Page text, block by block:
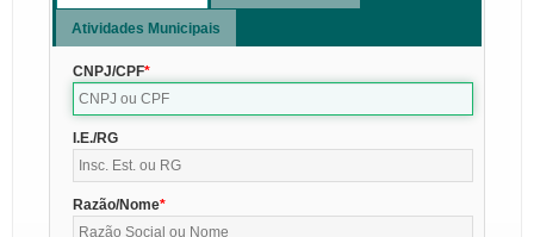
Atividades Municipais
CNPJ/CPF
I.E./RG
Razão/Nome